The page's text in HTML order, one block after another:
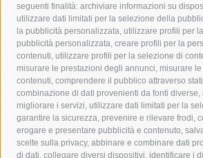
seguenti finalità: archiviare informazioni su
utilizzare dati limitati per la selezione della
la pubblicità personalizzata, utilizzare profili per
pubblicità personalizzata, creare profili per la
contenuti, utilizzare profili per la selezione di
misurare le prestazioni degli annunci, misurare
contenuti, comprendere il pubblico attraverso
combinazione di dati provenienti da fonti diverse,
migliorare i servizi, utilizzare dati limitati per la
garantire la sicurezza, prevenire e rilevare frodi,
erogare e presentare pubblicità e contenuto,
scelte sulla privacy, abbinare e combinare dati
di dati, collegare diversi dispositivi, identificare i
area marina protetta di punta campanella
Asl Napoli 3 sud
capitaneria di porto
castellammare di stabia
comune di sorrento
concerto
contagi
costiera amalfitana
covid-19 eav
fondazione sorrento
gori guardia
lavori
lorenzo balducelli mare